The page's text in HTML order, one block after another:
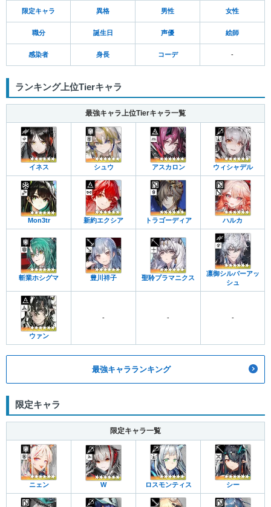
限定キャラ 異格 男性 女性
職分 誕生日 声優 絵師
感染者 身長 コーデ -
ランキング上位Tierキャラ
最強キャラ上位Tierキャラ一覧
イネス シュウ アスカロン ウィシャデル
Mon3tr 新約エクシア トラゴーディア ハルカ
斬業ホシグマ 豊川祥子 聖聆プラマニクス
凛御シルバーアッ
シュ
ウァン
- - -
最強キャラランキング
限定キャラ
限定キャラ一覧
ニェン W ロスモンティス シー